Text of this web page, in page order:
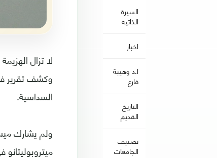
السيرة
الذاتية
اخبار
ا.د وهيبة
فارع
التاريخ
القديم
تصنيف
الجامعات
وكشف تقرير
السداسية.
ولم يشارك